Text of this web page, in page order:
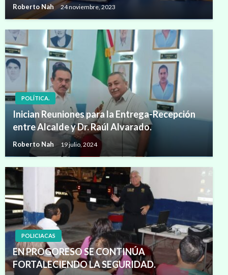
Roberto Nah 24 noviembre, 2023
POLÍTICA.
Inician Reuniones para la Entrega-Recepción
entre Alcalde y Dr. Raúl Alvarado.
Roberto Nah 19 julio, 2024
POLICIACAS
EN PROGORESO SE CONTINÚA
FORTALECIENDO LA SEGURIDAD.